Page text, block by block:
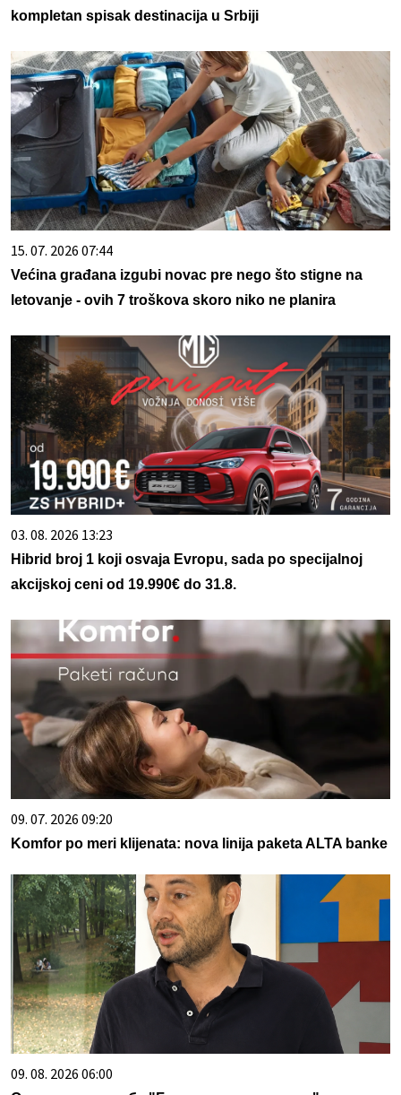
kompletan spisak destinacija u Srbiji
15. 07. 2026 07:44
Većina građana izgubi novac pre nego što stigne na
letovanje - ovih 7 troškova skoro niko ne planira
03. 08. 2026 13:23
Hibrid broj 1 koji osvaja Evropu, sada po specijalnoj
akcijskoj ceni od 19.990€ do 31.8.
09. 07. 2026 09:20
Komfor po meri klijenata: nova linija paketa ALTA banke
09. 08. 2026 06:00